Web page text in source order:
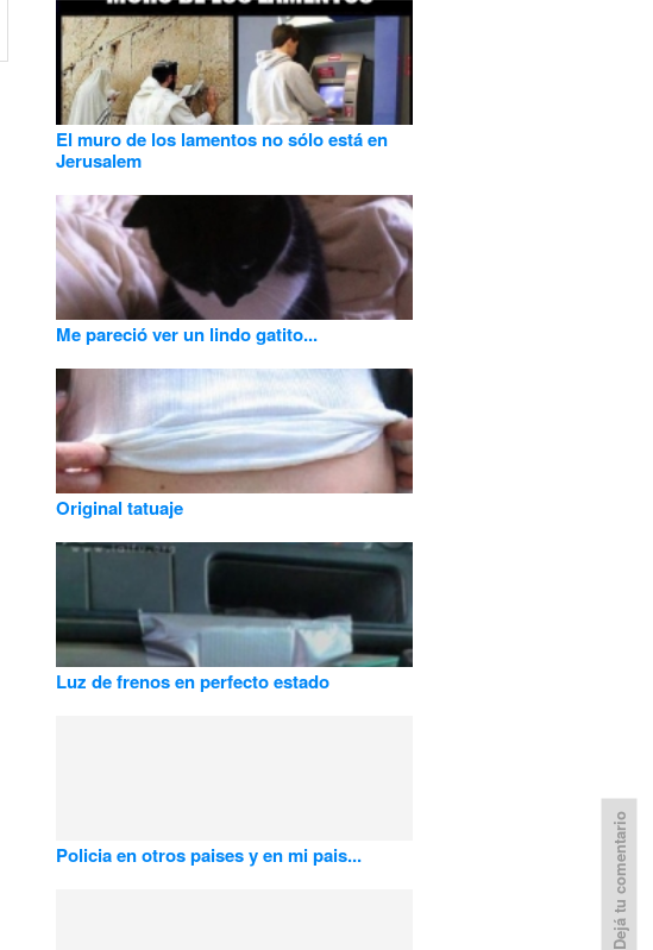
El muro de los lamentos no sólo está en
Jerusalem
Me pareció ver un lindo gatito...
Original tatuaje
Luz de frenos en perfecto estado
Policia en otros paises y en mi pais... Dejá tu comentario